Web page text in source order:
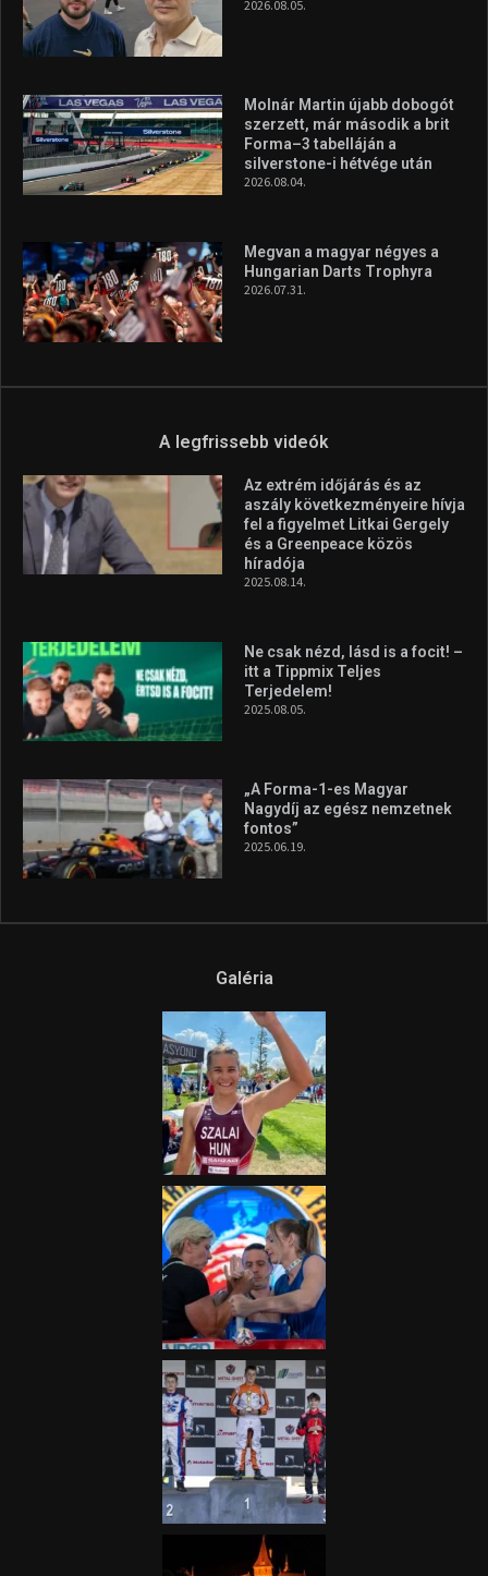
2026.08.05.
Molnár Martin újabb dobogót
szerzett, már második a brit
Forma–3 tabelláján a
silverstone-i hétvége után
2026.08.04.
Megvan a magyar négyes a
Hungarian Darts Trophyra
2026.07.31.
A legfrissebb videók
Az extrém időjárás és az
aszály következményeire hívja
fel a figyelmet Litkai Gergely
és a Greenpeace közös
híradója
2025.08.14.
Ne csak nézd, lásd is a focit! –
itt a Tippmix Teljes
Terjedelem!
2025.08.05.
„A Forma-1-es Magyar
Nagydíj az egész nemzetnek
fontos”
2025.06.19.
Galéria